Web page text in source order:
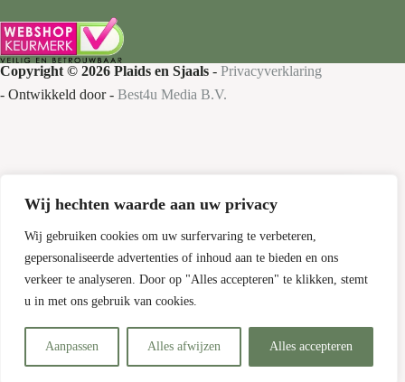
Wij hechten waarde aan uw privacy
Wij gebruiken cookies om uw surfervaring te verbeteren,
gepersonaliseerde advertenties of inhoud aan te bieden en ons
verkeer te analyseren. Door op "Alles accepteren" te klikken, stemt
u in met ons gebruik van cookies.
Aanpassen Alles afwijzen Alles accepteren
Nieuw bij Plaids en Sjaals
Gratis verzending
Bestel nu je favoriete plaids en sjaals met
gratis verzending!
Copyright © 2026 Plaids en Sjaals - Privacyverklaring
- Ontwikkeld door - Best4u Media B.V.